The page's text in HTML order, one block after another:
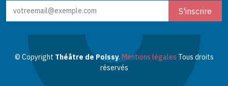
© Copyright Théâtre de Poissy. Mentions légales Tous droits
réservés